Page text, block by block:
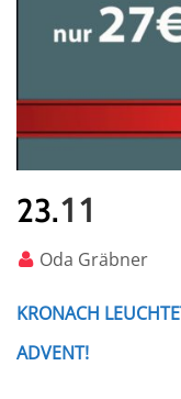
23.11
Oda Gräbner
KRONACH
ADVENT!